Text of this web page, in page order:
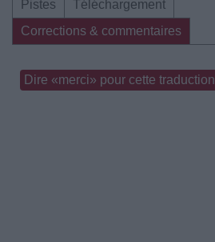
Pistes
Téléchargement
Corrections & commentaires
Dire «merci» pour cette traduction